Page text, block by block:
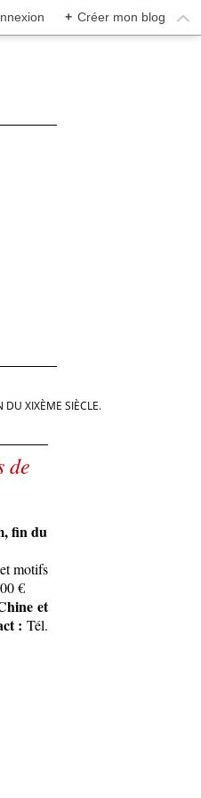
+ Créer mon blog
DU XIXÈME SIÈCLE.
de
fin du
motifs
€
et
: Tél.